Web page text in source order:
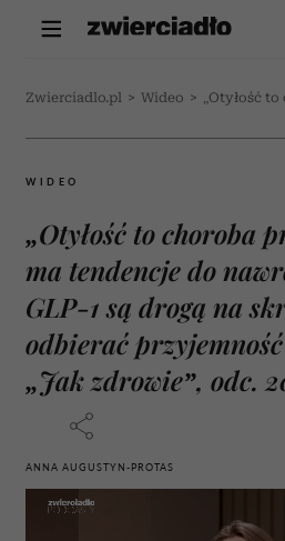
Zwierciadlo.pl > Wideo > „Otyłość
WIDEO
„Otyłość to choroba
ma tendencje do
GLP-1 są drogą na
odbierać
„Jak zdrowie”, odc.
ANNA AUGUSTYN-PROTAS